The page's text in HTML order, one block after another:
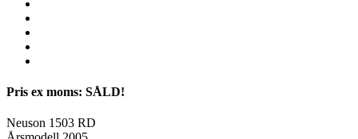
Pris ex moms: SÅLD!
Neuson 1503 RD